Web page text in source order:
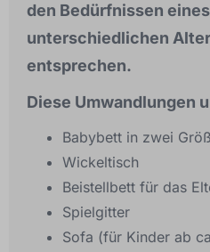
den Bedürfnissen
unterschiedlichen
entsprechen.
Diese Umwandlungen
Babybett in zwei
Wickeltisch
Beistellbett für das
Spielgitter
Sofa (für Kinder ab